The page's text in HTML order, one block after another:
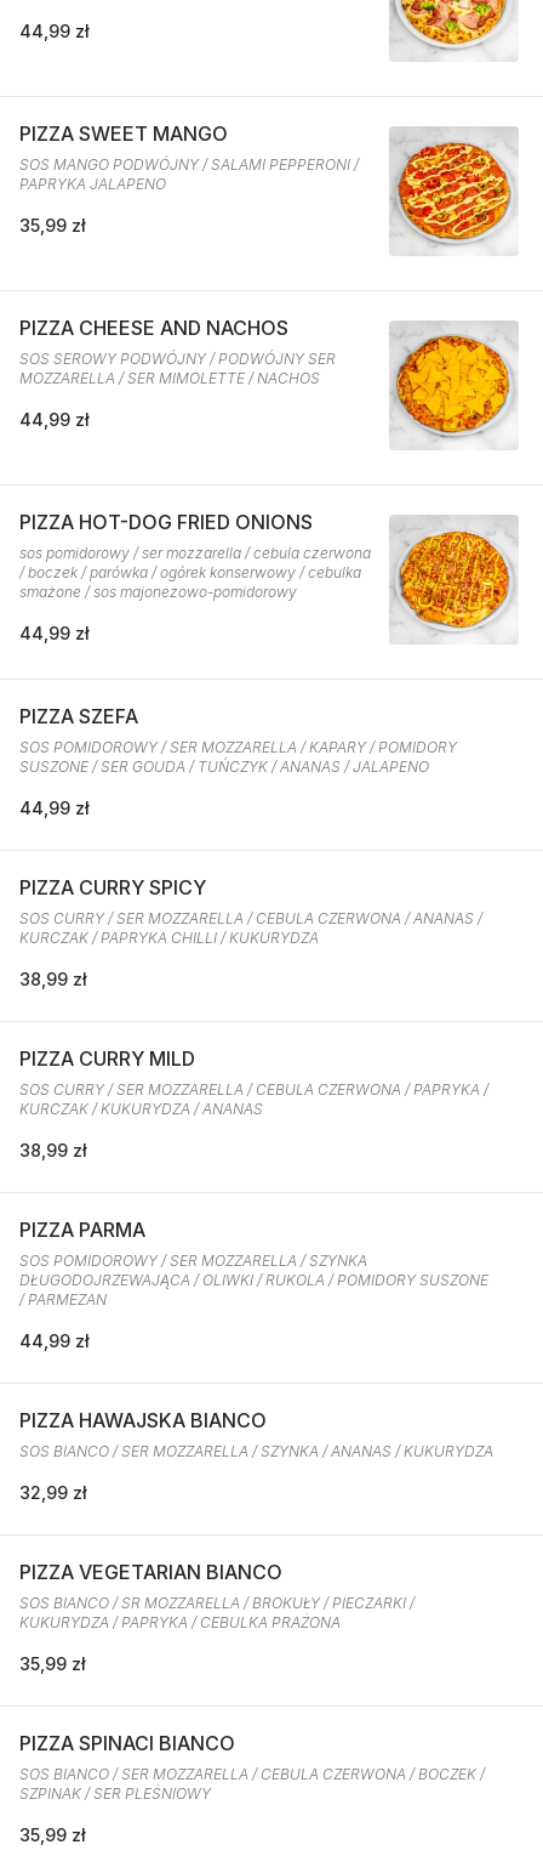
44,99 zł
PIZZA SWEET MANGO
SOS MANGO PODWÓJNY / SALAMI PEPPERONI /
PAPRYKA JALAPENO
35,99 zł
PIZZA CHEESE AND NACHOS
SOS SEROWY PODWÓJNY / PODWÓJNY SER
MOZZARELLA / SER MIMOLETTE / NACHOS
44,99 zł
PIZZA HOT-DOG FRIED ONIONS
sos pomidorowy / ser mozzarella / cebula czerwona
/ boczek / parówka / ogórek konserwowy / cebulka
smażone / sos majonezowo-pomidorowy
44,99 zł
PIZZA SZEFA
SOS POMIDOROWY / SER MOZZARELLA / KAPARY / POMIDORY
SUSZONE / SER GOUDA / TUŃCZYK / ANANAS / JALAPENO
44,99 zł
PIZZA CURRY SPICY
SOS CURRY / SER MOZZARELLA / CEBULA CZERWONA / ANANAS /
KURCZAK / PAPRYKA CHILLI / KUKURYDZA
38,99 zł
PIZZA CURRY MILD
SOS CURRY / SER MOZZARELLA / CEBULA CZERWONA / PAPRYKA /
KURCZAK / KUKURYDZA / ANANAS
38,99 zł
PIZZA PARMA
SOS POMIDOROWY / SER MOZZARELLA / SZYNKA
DŁUGODOJRZEWAJĄCA / OLIWKI / RUKOLA / POMIDORY SUSZONE
/ PARMEZAN
44,99 zł
PIZZA HAWAJSKA BIANCO
SOS BIANCO / SER MOZZARELLA / SZYNKA / ANANAS / KUKURYDZA
32,99 zł
PIZZA VEGETARIAN BIANCO
SOS BIANCO / SR MOZZARELLA / BROKUŁY / PIECZARKI /
KUKURYDZA / PAPRYKA / CEBULKA PRAŻONA
35,99 zł
PIZZA SPINACI BIANCO
SOS BIANCO / SER MOZZARELLA / CEBULA CZERWONA / BOCZEK /
SZPINAK / SER PLEŚNIOWY
35,99 zł